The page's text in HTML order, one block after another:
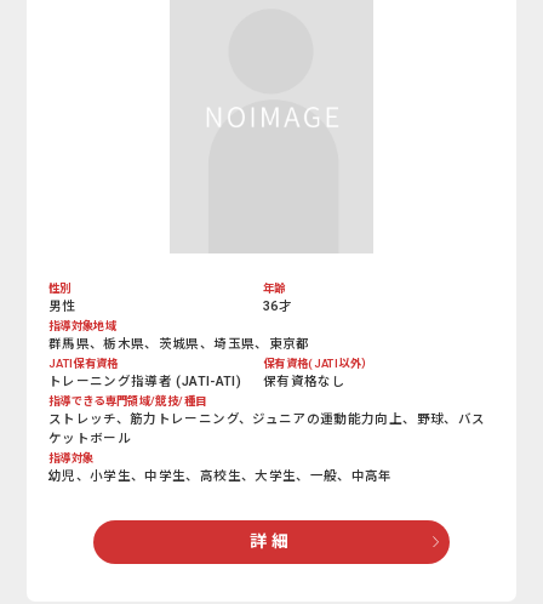
性別
男性
年齢
36才
指導対象地域
群馬県、栃木県、茨城県、埼玉県、東京都
JATI保有資格
トレーニング指導者 (JATI-ATI)
保有資格(JATI以外）
保有資格なし
指導できる専門領域/競技/種目
ストレッチ、筋力トレーニング、ジュニアの運動能力向上、野球、バス
ケットボール
指導対象
幼児、小学生、中学生、高校生、大学生、一般、中高年
詳 細